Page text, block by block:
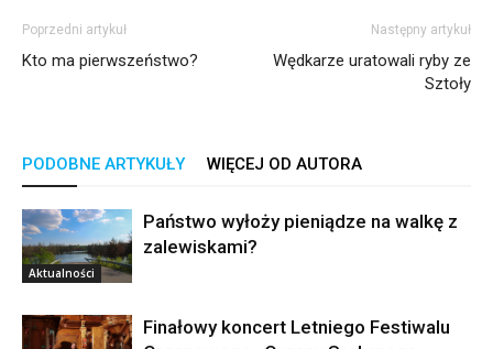
Poprzedni artykuł
Kto ma pierwszeństwo?
Następny artykuł
Wędkarze uratowali ryby ze
Sztoły
PODOBNE ARTYKUŁY WIĘCEJ OD AUTORA
Aktualności
Państwo wyłoży pieniądze na walkę z
zalewiskami?
Finałowy koncert Letniego Festiwalu